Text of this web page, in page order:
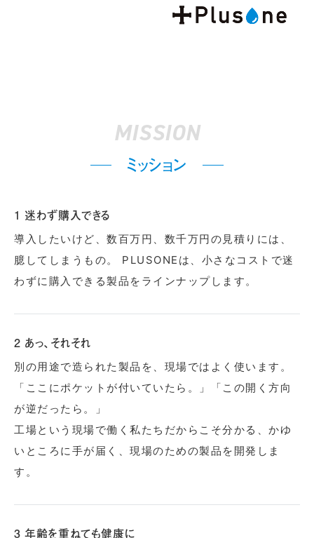
MISSION
ミッション
1 迷わず購入できる
導入したいけど、数百万円、数千万円の見積りには、
臆してしまうもの。 PLUSONEは、小さなコストで迷
わずに購入できる製品をラインナップします。
2 あっ、それそれ
別の用途で造られた製品を、現場ではよく使います。
「ここにポケットが付いていたら。」「この開く方向
が逆だったら。」
工場という現場で働く私たちだからこそ分かる、かゆ
いところに手が届く、現場のための製品を開発しま
す。
3 年齢を重ねても健康に